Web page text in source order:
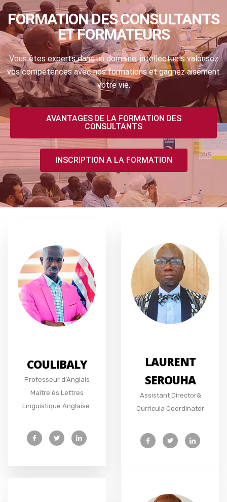
FORMATION DES CONSULTANTS
ET FORMATEURS
Vous êtes experts dans un domaine, intellectuels valorisez
vos compétences avec nos formations et gagnez aisément
votre vie.
AVANTAGES DE LA FORMATION DES
CONSULTANTS
INSCRIPTION A LA FORMATION
COULIBALY
Professeur d’Anglais
Maître ès Lettres
Linguistique Anglaise.
LAURENT
SEROUHA
Assistant Director&
Curricula Coordinator